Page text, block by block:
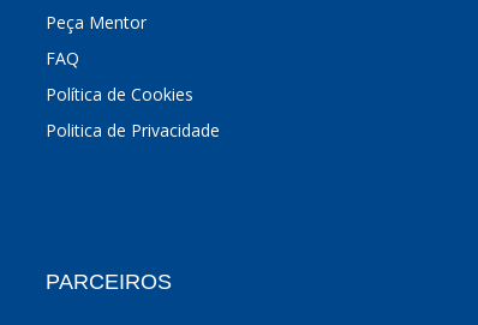
Peça Mentor
FAQ
Política de Cookies
Politica de Privacidade
PARCEIROS